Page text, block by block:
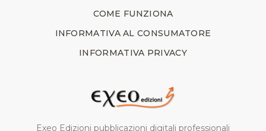
COME FUNZIONA
INFORMATIVA AL CONSUMATORE
INFORMATIVA PRIVACY
Exeo Edizioni pubblicazioni digitali professionali